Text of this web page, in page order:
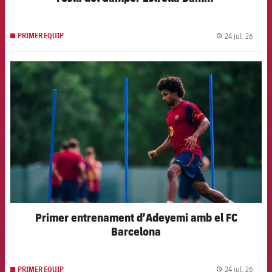
PRIMER EQUIP 24 jul. 26
FCB Barcelona badge
Primer entrenament d’Adeyemi amb el FC
Barcelona
PRIMER EQUIP 24 jul. 26